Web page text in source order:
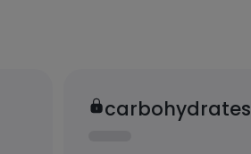
carbohydrates